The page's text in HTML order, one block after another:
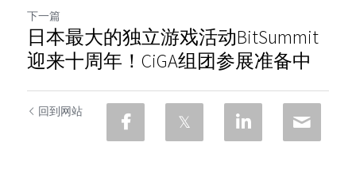
下一篇
日本最大的独立游戏活动BitSummit
迎来十周年！CiGA组团参展准备中
回到网站